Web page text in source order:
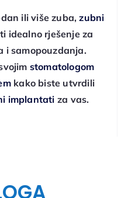
ili više zuba,zubni
idealno rješenje za
i samopouzdanja.
stomatologom
kako biste utvrdili
implantati za vas.